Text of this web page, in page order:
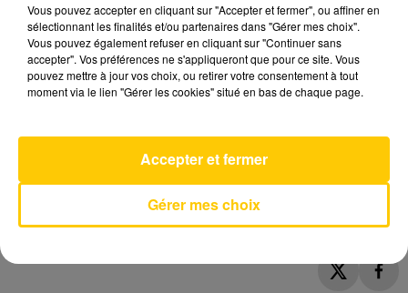
YANNICK NOAH
AVEYRON NORD
Vous pouvez accepter en cliquant sur "Accepter et fermer", ou affiner en
sélectionnant les finalités et/ou partenaires dans "Gérer mes choix".
Vous pouvez également refuser en cliquant sur "Continuer sans
accepter". Vos préférences ne s'appliqueront que pour ce site. Vous
pouvez mettre à jour vos choix, ou retirer votre consentement à tout
moment via le lien "Gérer les cookies" situé en bas de chaque page.
Gérer mes choix
Accepter et fermer